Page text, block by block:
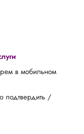
в мобильном
подтвердить /